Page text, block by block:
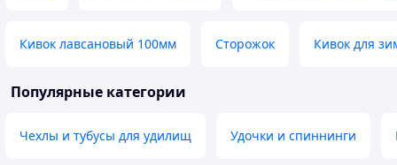
Кивок лавсановый 100мм Сторожок Кивок для
Популярные категории
Чехлы и тубусы для удилищ Удочки и спиннинги